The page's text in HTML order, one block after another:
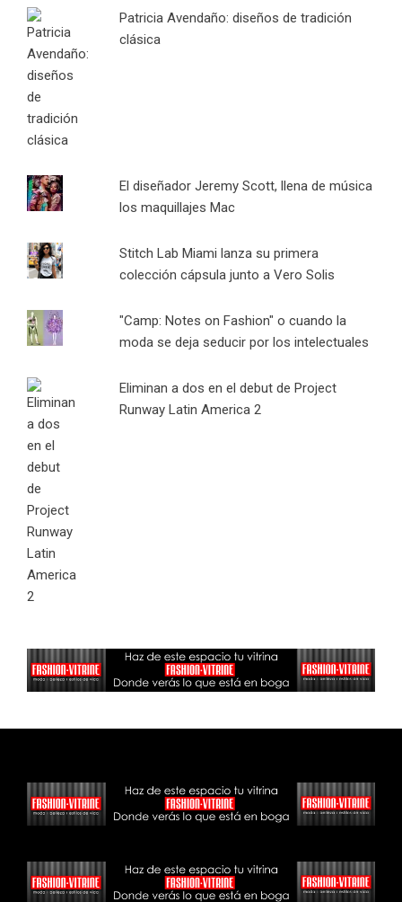
Patricia Avendaño: diseños de tradición
clásica
El diseñador Jeremy Scott, llena de música
los maquillajes Mac
Stitch Lab Miami lanza su primera
colección cápsula junto a Vero Solis
"Camp: Notes on Fashion" o cuando la
moda se deja seducir por los intelectuales
Eliminan a dos en el debut de Project
Runway Latin America 2